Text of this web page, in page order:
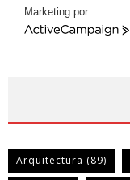
Marketing por
ActiveCampaign
Arquitectura (89)